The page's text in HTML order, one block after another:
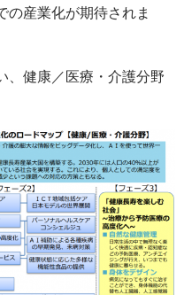
の産業化が期待されま
、健康／医療・介護分野